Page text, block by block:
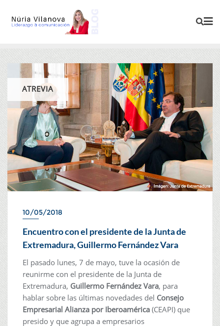
ATREVIA
10/05/2018
Encuentro con el presidente de la Junta de
Extremadura, Guillermo Fernández Vara
El pasado lunes, 7 de mayo, tuve la ocasión de
reunirme con el presidente de la Junta de
Extremadura, Guillermo Fernández Vara, para
hablar sobre las últimas novedades del Consejo
Empresarial Alianza por Iberoamérica (CEAPI) que
presido y que agrupa a empresarios